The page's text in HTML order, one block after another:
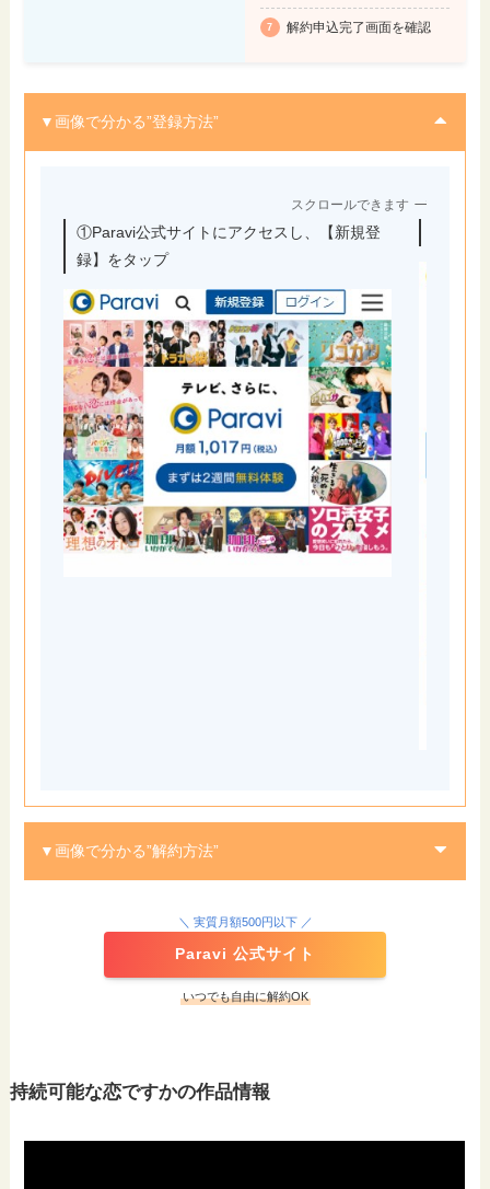
解約申込完了画面を確認
▼画像で分かる”登録方法”
スクロールできます
①Paravi公式サイトにアクセスし、【新規登
録】をタップ
▼画像で分かる”解約方法”
STEP
＼ 実質月額500円以下 ／
Paravi 公式サイト
いつでも自由に解約OK
持続可能な恋ですかの作品情報